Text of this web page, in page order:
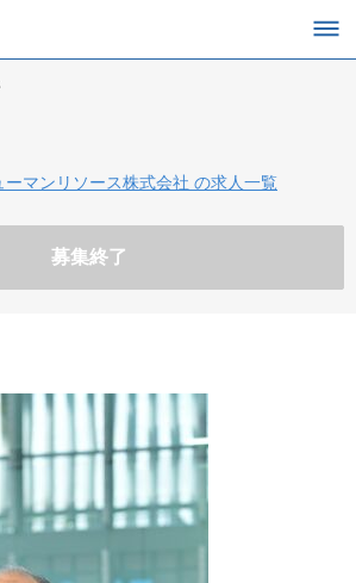
ーマンリソース株式会社 の求人一覧
募集終了